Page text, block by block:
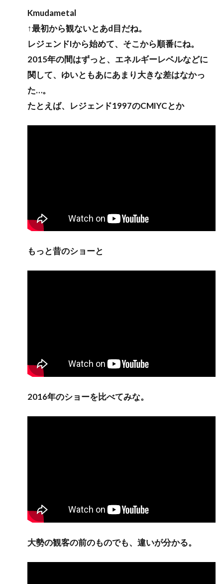
Kmudametal
↑最初から観ないとあd目だね。
レジェンドIから始めて、そこから順番にね。
2015年の間はずっと、エネルギーレベルなどに
関して、ゆいともあにあまり大きな差はなかっ
た…。
たとえば、レジェンド1997のCMIYCとか
もっと昔のショーと
2016年のショーを比べてみな。
大勢の観客の前のものでも、違いが分かる。